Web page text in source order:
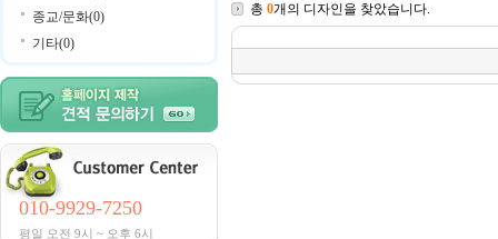
종교/문화(0)
기타(0)
010-9929-7250
평일 오전 9시 ~ 오후 6시
총 0개의 디자인을 찾았습니다.